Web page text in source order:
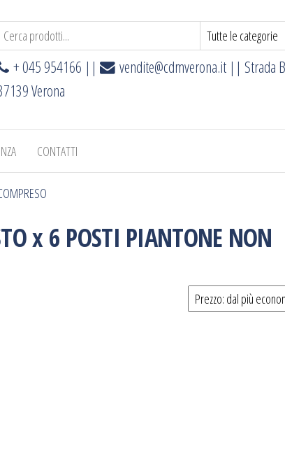
+ 045 954166 || vendite@cdmverona.it || Strada
Verona
CONTATTI
x 6 POSTI PIANTONE NON